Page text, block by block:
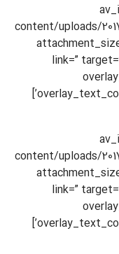
content/uploads/
link=”
overlay_text_color=’#ffffff’ animation=’no-animation’]
content/uploads/
link=”
overlay_text_color=’#ffffff’ animation=’no-animation’]